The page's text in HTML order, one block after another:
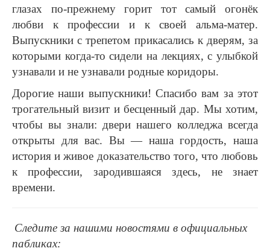
глазах по-прежнему горит тот самый огонёк
любви к профессии и к своей альма-матер.
Выпускники с трепетом прикасались к дверям, за
которыми когда-то сидели на лекциях, с улыбкой
узнавали и не узнавали родные коридоры.
Дорогие наши выпускники! Спасибо вам за этот
трогательный визит и бесценный дар. Мы хотим,
чтобы вы знали: двери нашего колледжа всегда
открыты для вас. Вы — наша гордость, наша
история и живое доказательство того, что любовь
к профессии, зародившаяся здесь, не знает
времени.
Следите за нашими новостями в официальных
пабликах: